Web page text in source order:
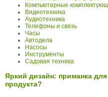
Компьютерные
Видеотехника
Аудиотехника
Телефоны и связь
Часы
Автодела
Насосы
Инструменты
Садовая техника
Яркий дизайн: приманка
продукта?